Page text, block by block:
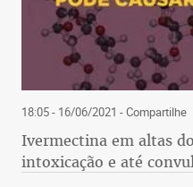
18:05 - 16/06/2021 - Compartilhe
Ivermectina em altas
intoxicação e até